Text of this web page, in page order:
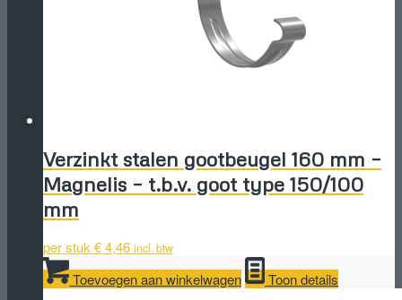
Verzinkt stalen gootbeugel 160 mm –
Magnelis – t.b.v. goot type 150/100
mm
per stuk€4,46 incl. btw
Toevoegen aan winkelwagen Toon details